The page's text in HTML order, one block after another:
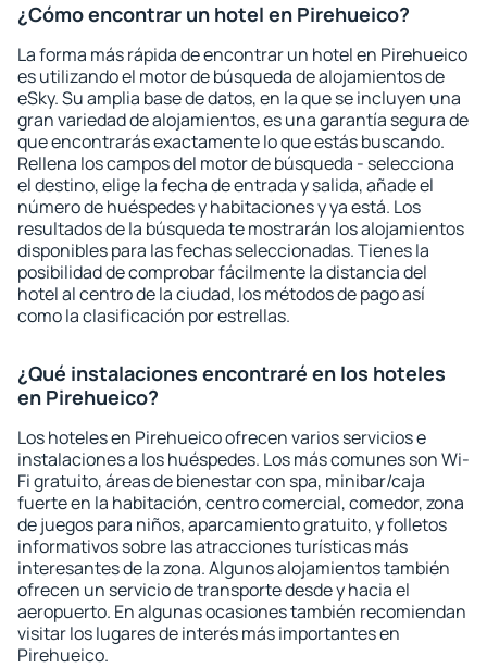
¿Cómo encontrar un hotel en Pirehueico?
La forma más rápida de encontrar un hotel en Pirehueico
es utilizando el motor de búsqueda de alojamientos de
eSky. Su amplia base de datos, en la que se incluyen una
gran variedad de alojamientos, es una garantía segura de
que encontrarás exactamente lo que estás buscando.
Rellena los campos del motor de búsqueda - selecciona
el destino, elige la fecha de entrada y salida, añade el
número de huéspedes y habitaciones y ya está. Los
resultados de la búsqueda te mostrarán los alojamientos
disponibles para las fechas seleccionadas. Tienes la
posibilidad de comprobar fácilmente la distancia del
hotel al centro de la ciudad, los métodos de pago así
como la clasificación por estrellas.
¿Qué instalaciones encontraré en los hoteles
en Pirehueico?
Los hoteles en Pirehueico ofrecen varios servicios e
instalaciones a los huéspedes. Los más comunes son Wi-
Fi gratuito, áreas de bienestar con spa, minibar/caja
fuerte en la habitación, centro comercial, comedor, zona
de juegos para niños, aparcamiento gratuito, y folletos
informativos sobre las atracciones turísticas más
interesantes de la zona. Algunos alojamientos también
ofrecen un servicio de transporte desde y hacia el
aeropuerto. En algunas ocasiones también recomiendan
visitar los lugares de interés más importantes en
Pirehueico.